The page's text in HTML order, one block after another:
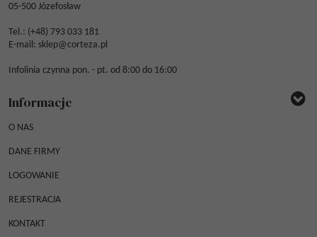
05-500 Józefosław
Tel.: (+48) 793 033 181
E-mail: sklep@corteza.pl
Infolinia czynna pon. - pt. od 8:00 do 16:00
Informacje
O NAS
DANE FIRMY
LOGOWANIE
REJESTRACJA
KONTAKT